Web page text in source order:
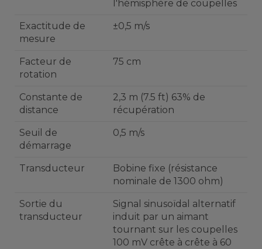
l'hémisphère de coupelles
Exactitude de
mesure
±0,5 m/s
Facteur de
rotation
75 cm
Constante de
distance
2,3 m (7.5 ft) 63% de
récupération
Seuil de
démarrage
0,5 m/s
Transducteur
Bobine fixe (résistance
nominale de 1300 ohm)
Sortie du
transducteur
Signal sinusoïdal alternatif
induit par un aimant
tournant sur les coupelles
100 mV crête à crête à 60